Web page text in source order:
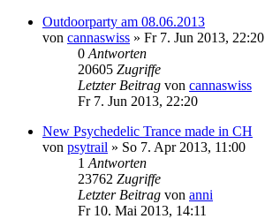
Outdoorparty am 08.06.2013
von cannaswiss » Fr 7. Jun 2013, 22:20
0 Antworten
20605 Zugriffe
Letzter Beitrag von cannaswiss
Fr 7. Jun 2013, 22:20
New Psychedelic Trance made in CH
von psytrail » So 7. Apr 2013, 11:00
1 Antworten
23762 Zugriffe
Letzter Beitrag von anni
Fr 10. Mai 2013, 14:11